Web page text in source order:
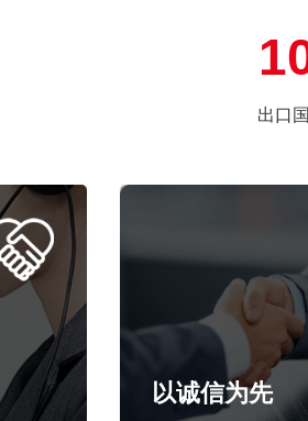
出口
为用户提供高品质的配套轴承
以诚信为先